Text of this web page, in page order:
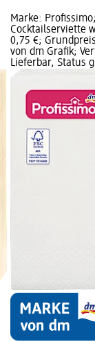
Marke:
Cocktailserviette
0,75 €;
von dm Grafik;
Lieferbar, Status